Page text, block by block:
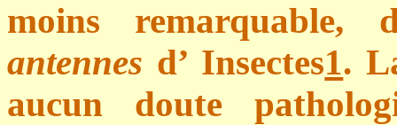
moins remarquable,
antennes d’ Insectes1.
aucun doute